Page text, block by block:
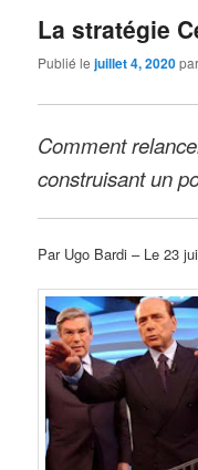
La stratégie
Publié lejuillet 4, 2020
Comment
construisant un
Par Ugo Bardi – Le 23